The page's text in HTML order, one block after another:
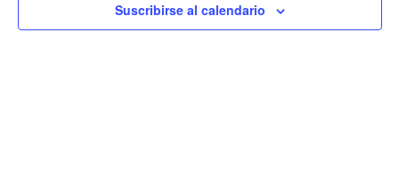
Suscribirse al calendario